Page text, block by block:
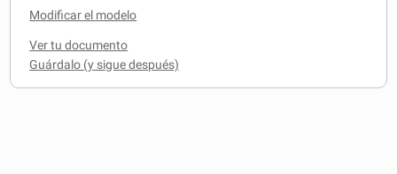
Modificar el modelo
Ver tu documento